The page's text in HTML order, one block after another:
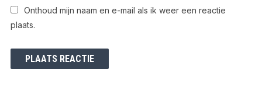
Onthoud mijn naam en e-mail als ik weer een reactie
plaats.